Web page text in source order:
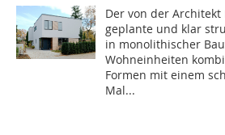
Der von der Architekt
geplante und klar
in monolithischer
Wohneinheiten
Formen mit einem
Mal...